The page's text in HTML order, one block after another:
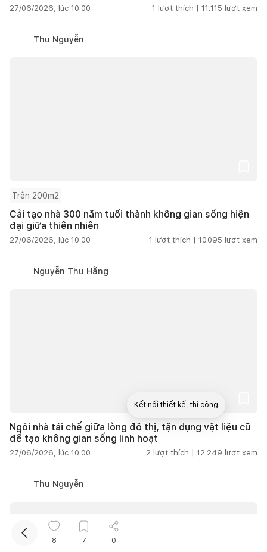
27/06/2026, lúc 10:00 1 lượt thích | 11.115 lượt xem
Thu Nguyễn
Trên 200m2
Cải tạo nhà 300 năm tuổi thành không gian sống hiện
đại giữa thiên nhiên
27/06/2026, lúc 10:00 1 lượt thích | 10.095 lượt xem
Nguyễn Thu Hằng
Ngôi nhà tái chế giữa lòng đô thị, tận dụng vật liệu cũ
để tạo không gian sống linh hoạt
27/06/2026, lúc 10:00 2 lượt thích | 12.249 lượt xem
Thu Nguyễn
8 7 0
Kết nối thiết kế, thi công
Mua sắm hoàn thiện nhà